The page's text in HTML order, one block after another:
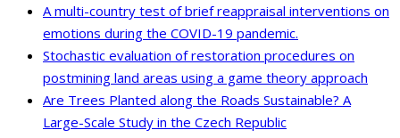
A multi-country test of brief reappraisal interventions on
emotions during the COVID-19 pandemic.
Stochastic evaluation of restoration procedures on
postmining land areas using a game theory approach
Are Trees Planted along the Roads Sustainable? A
Large-Scale Study in the Czech Republic